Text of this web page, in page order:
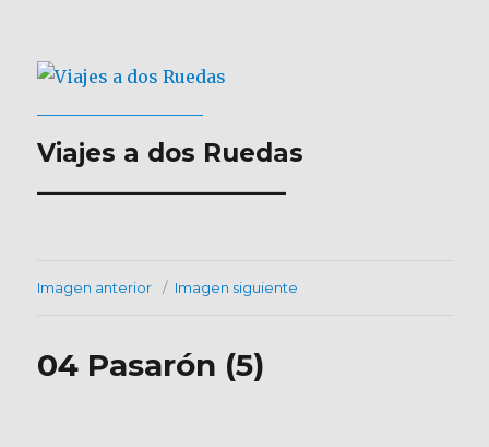
Viajes a dos Ruedas
___________________
Imagen anterior Imagen siguiente
04 Pasarón (5)